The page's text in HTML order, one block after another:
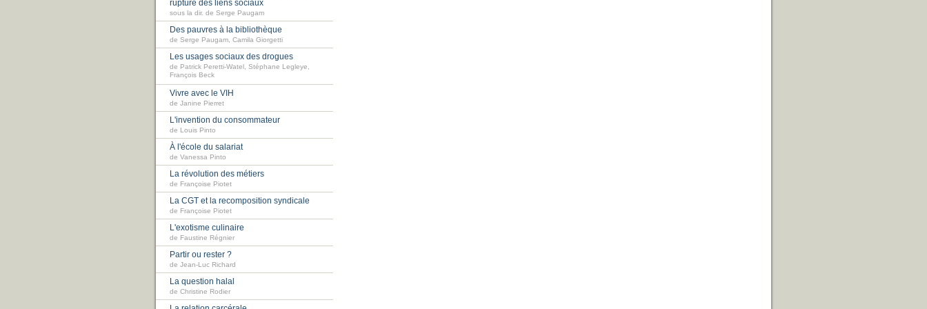
rupture des liens sociaux
sous la dir. de Serge Paugam
Des pauvres à la bibliothèque
de Serge Paugam, Camila Giorgetti
Les usages sociaux des drogues
de Patrick Peretti-Watel, Stéphane Legleye,
François Beck
Vivre avec le VIH
de Janine Pierret
L'invention du consommateur
de Louis Pinto
À l'école du salariat
de Vanessa Pinto
La révolution des métiers
de Françoise Piotet
La CGT et la recomposition syndicale
de Françoise Piotet
L'exotisme culinaire
de Faustine Régnier
Partir ou rester ?
de Jean-Luc Richard
La question halal
de Christine Rodier